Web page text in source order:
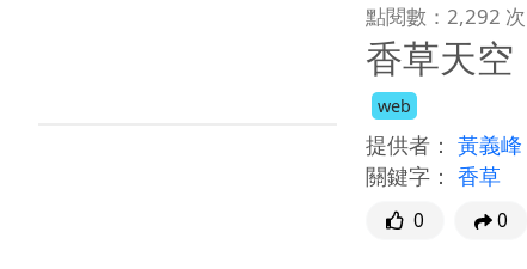
點閱數：2,292 次
香草天空
web
提供者： 黃義峰
關鍵字： 香草
0 0